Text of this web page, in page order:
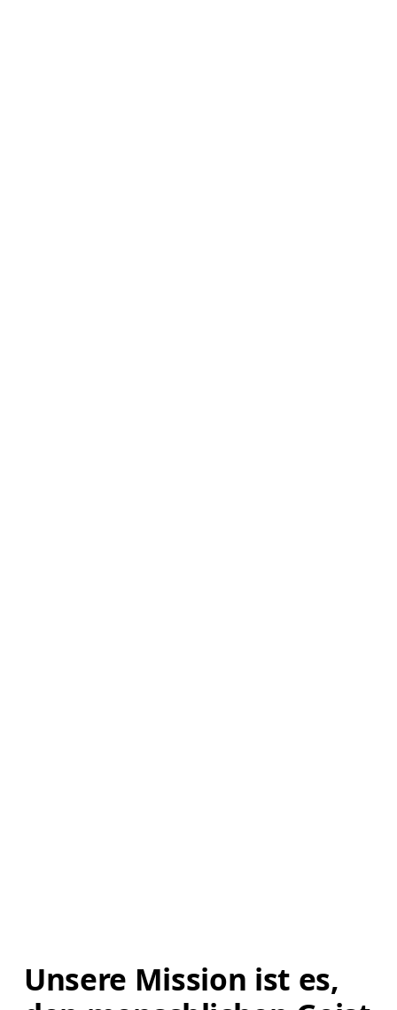
Unsere Mission ist es,